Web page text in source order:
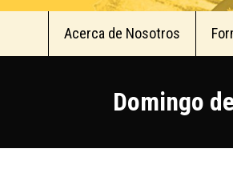
Acerca de Nosotros
Domingo